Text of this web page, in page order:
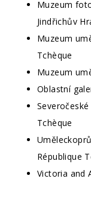
Muzeum
Jindřichův
Muzeum
Tchèque
Muzeum
Oblastní
Tchèque
République
Victoria and